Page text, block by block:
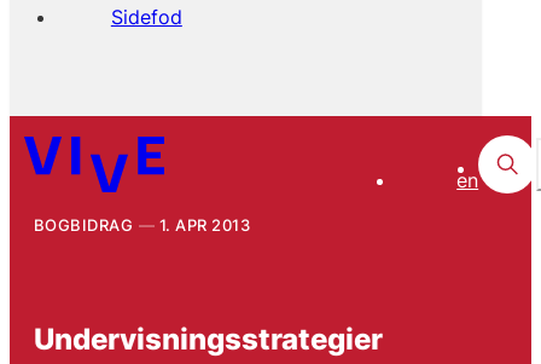
Sidefod
en
BOGBIDRAG 1. APR 2013
Undervisningsstrategier